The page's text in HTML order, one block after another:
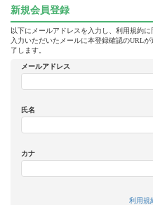
新規会員登録
以下にメールアドレスを入力し、利用規約
入力いただいたメールに本登録確認のURL
了します。
メールアドレス
氏名
カナ
利用規